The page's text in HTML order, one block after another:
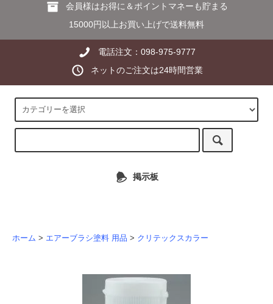
会員様はお得に＆ポイントマネーも貯まる
15000円以上お買い上げで送料無料
電話注文：098-975-9777
ネットのご注文は24時間営業
掲示板
ホーム > エアーブラシ塗料 用品 > クリテックスカラー